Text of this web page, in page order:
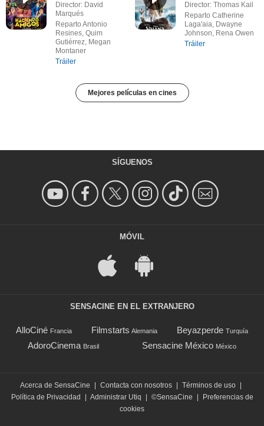
Director: David
Marqués
Reparto Antonio
Resines, Quim
Gutiérrez, Megan
Montaner
Tráiler
Director: Thomas Kail
Reparto Catherine
Laga'aia, Dwayne
Johnson, Rena Owen
Tráiler
Mejores películas en cines
SÍGUENOS
MÓVIL
SENSACINE EN EL EXTRANJERO
AlloCiné Francia Filmstarts Alemania Beyazperde Turquía
AdoroCinema Brasil Sensacine México México
Acerca de SensaCine Contacta con nosotros Términos de uso
Política de Privacidad
Administrar Utiq ©SensaCine
Preferencias de
cookies